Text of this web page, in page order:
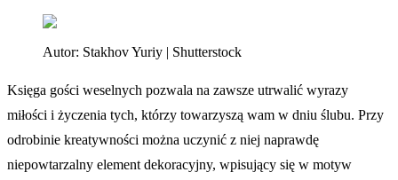
Autor: Stakhov Yuriy | Shutterstock
Księga gości weselnych pozwala na zawsze utrwalić wyrazy
miłości i życzenia tych, którzy towarzyszą wam w dniu ślubu. Przy
odrobinie kreatywności można uczynić z niej naprawdę
niepowtarzalny element dekoracyjny, wpisujący się w motyw